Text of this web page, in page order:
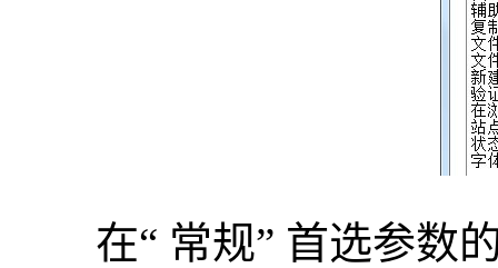
在“ 常规” 首选参数的